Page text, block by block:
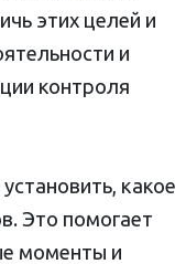
этих целей и
и
контроля
какое
Это помогает
моменты и